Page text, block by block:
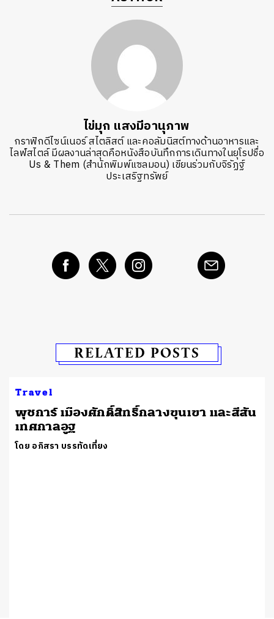
ไข่มุก แสงมีอานุภาพ
กราฟิกดีไซน์เนอร์ สไตลิสต์ และคอลัมนิสต์ทางด้านอาหารและ
ไลฟ์สไตล์ มีผลงานล่าสุดคือหนังสือบันทึกการเดินทางในยุโรปชื่อ
Us & Them (สำนักพิมพ์แซลมอน) เขียนร่วมกับจิรัฏฐ์
ประเสริฐทรัพย์
RELATED POSTS
Travel
​พุชการ์ เมืองศักดิ์สิทธิ์กลางขุนเขา และสีสัน
เทศกาลอูฐ
โดย อภิสรา บรรทัดเที่ยง